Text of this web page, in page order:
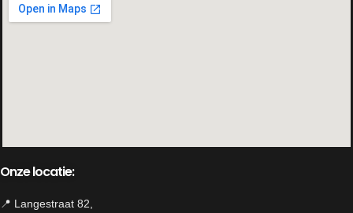
Onze locatie:
📍 Langestraat 82,